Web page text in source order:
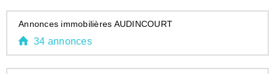
Annonces immobilières AUDINCOURT
34 annonces